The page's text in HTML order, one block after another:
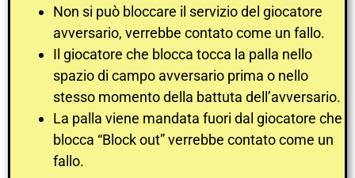
Non si può bloccare il servizio del giocatore
avversario, verrebbe contato come un fallo.
Il giocatore che blocca tocca la palla nello
spazio di campo avversario prima o nello
stesso momento della battuta dell’avversario.
La palla viene mandata fuori dal giocatore che
blocca “Block out” verrebbe contato come un
fallo.